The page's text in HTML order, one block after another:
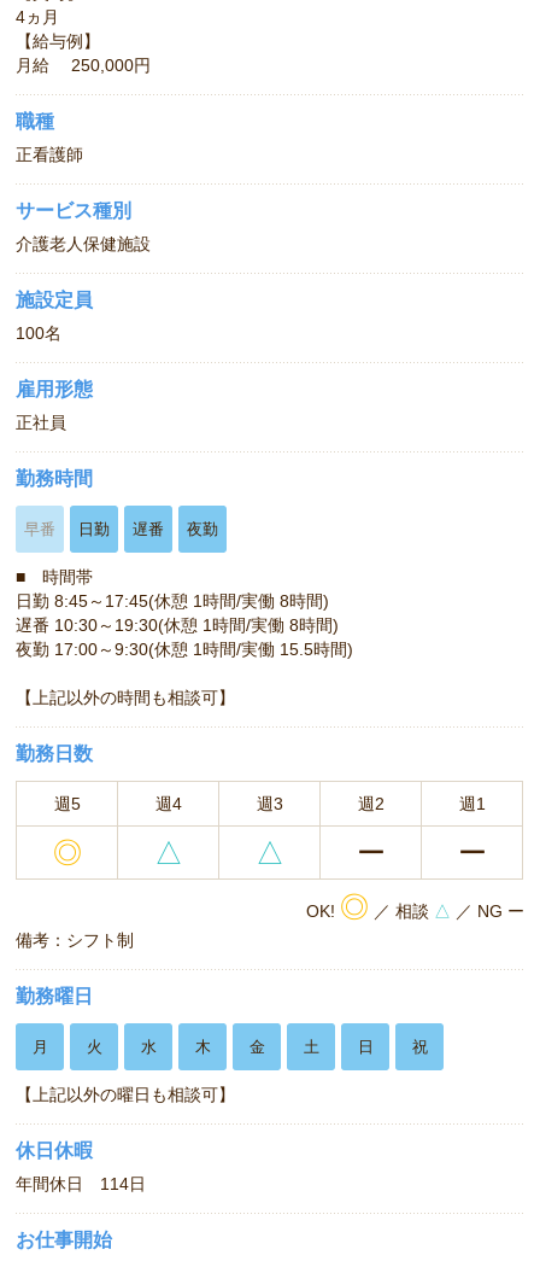
4ヵ月
【給与例】
月給 250,000円
職種
正看護師
サービス種別
介護老人保健施設
施設定員
100名
雇用形態
正社員
勤務時間
早番 日勤 遅番 夜勤
■ 時間帯
日勤 8:45～17:45(休憩 1時間/実働 8時間)
遅番 10:30～19:30(休憩 1時間/実働 8時間)
夜勤 17:00～9:30(休憩 1時間/実働 15.5時間)
【上記以外の時間も相談可】
勤務日数
週5 週4 週3 週2 週1
◎ △ △ ー ー
OK! ◎ ／ 相談 △ ／ NG ー
備考：シフト制
勤務曜日
月 火 水 木 金 土 日 祝
【上記以外の曜日も相談可】
休日休暇
年間休日 114日
お仕事開始